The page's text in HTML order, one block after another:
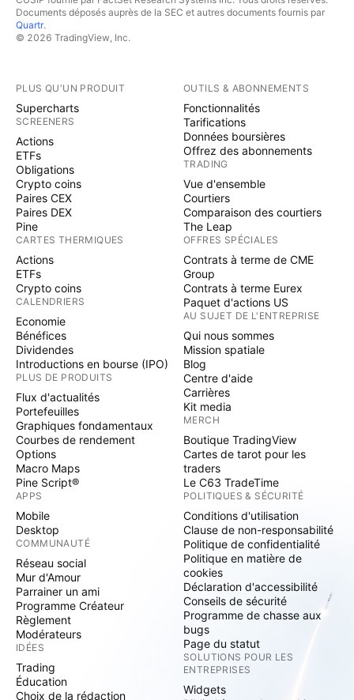
Documents déposés auprès de la SEC et autres documents fournis par
Quartr.
© 2026 TradingView, Inc.
PLUS QU'UN PRODUIT
Supercharts
SCREENERS
Actions
ETFs
Obligations
Crypto coins
Paires CEX
Paires DEX
Pine
CARTES THERMIQUES
Actions
ETFs
Crypto coins
CALENDRIERS
Economie
Bénéfices
Dividendes
Introductions en bourse (IPO)
PLUS DE PRODUITS
Flux d'actualités
Portefeuilles
Graphiques fondamentaux
Courbes de rendement
Options
Macro Maps
Pine Script®
APPS
Mobile
Desktop
COMMUNAUTÉ
Réseau social
Mur d'Amour
Parrainer un ami
Programme Créateur
Règlement
Modérateurs
IDÉES
Trading
Éducation
Choix de la rédaction
OUTILS & ABONNEMENTS
Fonctionnalités
Tarifications
Données boursières
Offrez des abonnements
TRADING
Vue d'ensemble
Courtiers
Comparaison des courtiers
The Leap
OFFRES SPÉCIALES
Contrats à terme de CME
Group
Contrats à terme Eurex
Paquet d'actions US
AU SUJET DE L'ENTREPRISE
Qui nous sommes
Mission spatiale
Blog
Centre d'aide
Carrières
Kit media
MERCH
Boutique TradingView
Cartes de tarot pour les
traders
Le C63 TradeTime
POLITIQUES & SÉCURITÉ
Conditions d'utilisation
Clause de non-responsabilité
Politique de confidentialité
Politique en matière de
cookies
Déclaration d'accessibilité
Conseils de sécurité
Programme de chasse aux
bugs
Page du statut
SOLUTIONS POUR LES
ENTREPRISES
Widgets